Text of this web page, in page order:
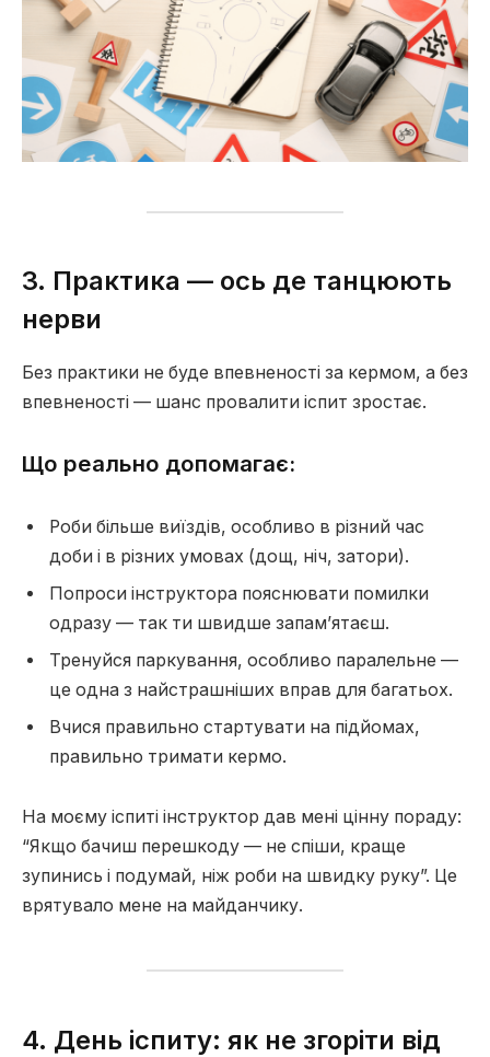
3. Практика — ось де танцюють
нерви
Без практики не буде впевненості за кермом, а без
впевненості — шанс провалити іспит зростає.
Що реально допомагає:
Роби більше виїздів, особливо в різний час
доби і в різних умовах (дощ, ніч, затори).
Попроси інструктора пояснювати помилки
одразу — так ти швидше запам’ятаєш.
Тренуйся паркування, особливо паралельне —
це одна з найстрашніших вправ для багатьох.
Вчися правильно стартувати на підйомах,
правильно тримати кермо.
На моєму іспиті інструктор дав мені цінну пораду:
“Якщо бачиш перешкоду — не спіши, краще
зупинись і подумай, ніж роби на швидку руку”. Це
врятувало мене на майданчику.
4. День іспиту: як не згоріти від